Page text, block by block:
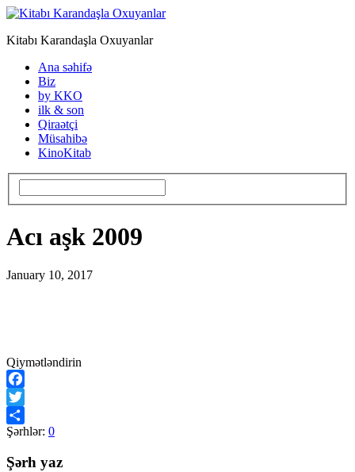
Kitabı Karandaşla Oxuyanlar
Ana səhifə
Biz
by KKO
ilk & son
Qiraətçi
Müsahibə
KinoKitab
Acı aşk 2009
January 10, 2017
Qiymətləndirin
Facebook
Twitter
Share
Şərhlər: 0
Şərh yaz